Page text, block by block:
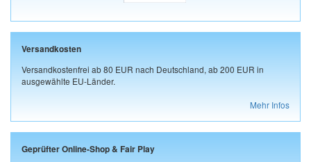
Versandkosten
Versandkostenfrei ab 80 EUR nach Deutschland, ab 200 EUR in
ausgewählte EU-Länder.
Mehr Infos
Geprüfter Online-Shop & Fair Play